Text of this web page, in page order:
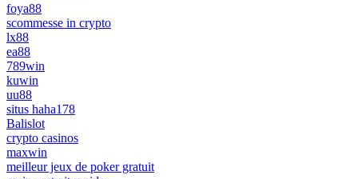
foya88
scommesse in crypto
lx88
ea88
789win
kuwin
uu88
situs haha178
Balislot
crypto casinos
maxwin
meilleur jeux de poker gratuit